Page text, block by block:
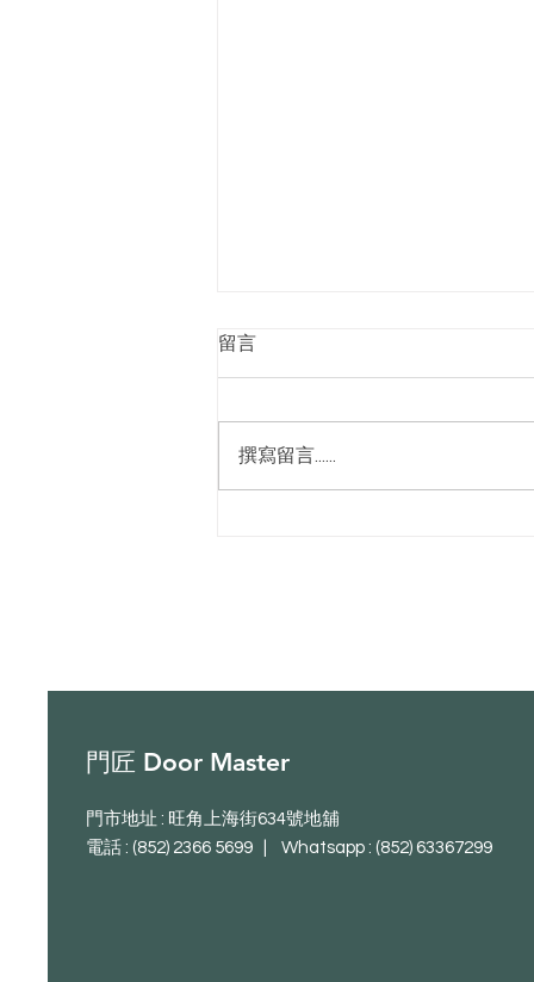
Mega Ton 04 房門勾鎖
留言
撰寫留言......
門匠 Door Master
門市地址 : 旺角上海街634號地舖
電話 : (852) 2366 5699 | Whatsapp : (852) 63367299